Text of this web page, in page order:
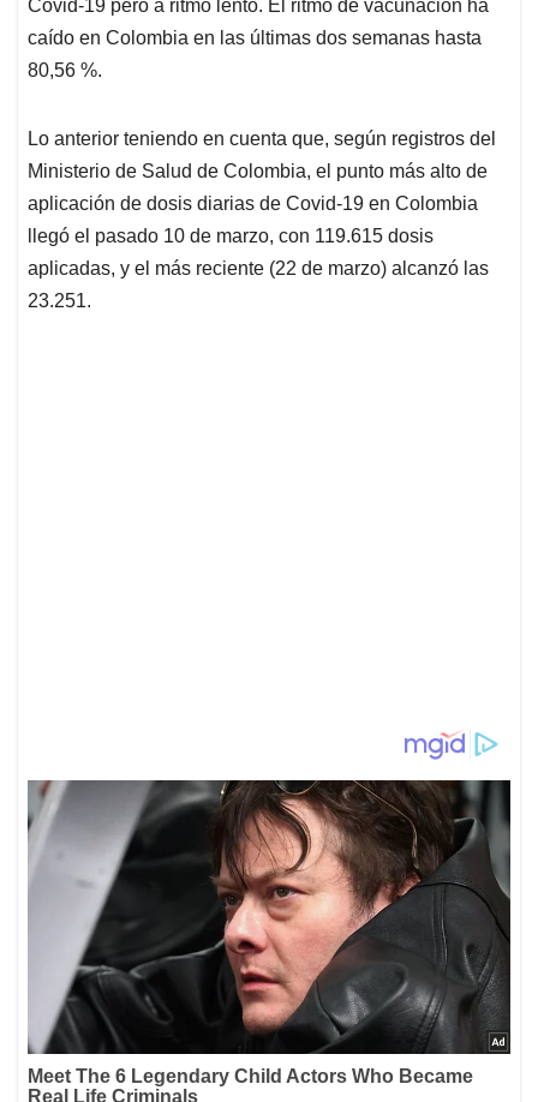
A
p
p
o
o
d
I
d
s
Covid-19 pero a ritmo lento. El ritmo de vacunación ha
caído en Colombia en las últimas dos semanas hasta
80,56 %.
Lo anterior teniendo en cuenta que, según registros del
Ministerio de Salud de Colombia, el punto más alto de
aplicación de dosis diarias de Covid-19 en Colombia
llegó el pasado 10 de marzo, con 119.615 dosis
aplicadas, y el más reciente (22 de marzo) alcanzó las
23.251.